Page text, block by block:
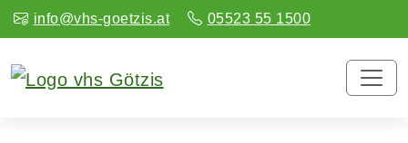
info@vhs-goetzis.at 05523 55 1500